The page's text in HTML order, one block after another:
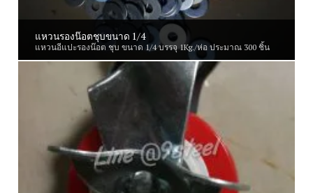
แหวนรองน๊อตชุบขนาด 1/4
แหวนอีแปะรองน๊อต ชุบ ขนาด 1/4 บรรจุ 1Kg./ห่อ ประมาณ 300 ชิ้น